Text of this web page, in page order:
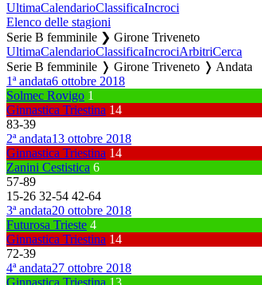
UltimaCalendarioClassificaIncroci
Elenco delle stagioni
Serie B femminile ❯ Girone Triveneto
UltimaCalendarioClassificaIncrociArbitriCerca
Serie B femminile ❭ Girone Triveneto ❭ Andata
1ª andata6 ottobre 2018
Solmec Rovigo 1
Ginnastica Triestina 14
83-39
2ª andata13 ottobre 2018
Ginnastica Triestina 14
Zanini Cestistica 6
57-89
15-26 32-54 42-64
3ª andata20 ottobre 2018
Futurosa Trieste 4
Ginnastica Triestina 14
72-39
4ª andata27 ottobre 2018
Ginnastica Triestina 13